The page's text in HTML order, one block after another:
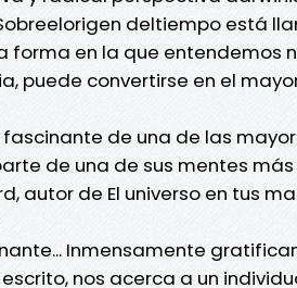
deltiempo está
forma en la que entendemos
puede convertirse en el
fascinante de una de las
de una de sus mentes
autor de El universo en tus
Inmensamente
nos acerca a un